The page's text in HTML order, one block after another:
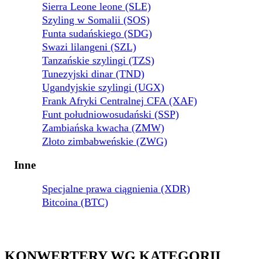
Sierra Leone leone (SLE)
Szyling w Somalii (SOS)
Funta sudańskiego (SDG)
Swazi lilangeni (SZL)
Tanzańskie szylingi (TZS)
Tunezyjski dinar (TND)
Ugandyjskie szylingi (UGX)
Frank Afryki Centralnej CFA (XAF)
Funt południowosudański (SSP)
Zambiańska kwacha (ZMW)
Złoto zimbabweńskie (ZWG)
Inne
Specjalne prawa ciągnienia (XDR)
Bitcoina (BTC)
KONWERTERY WG KATEGORII